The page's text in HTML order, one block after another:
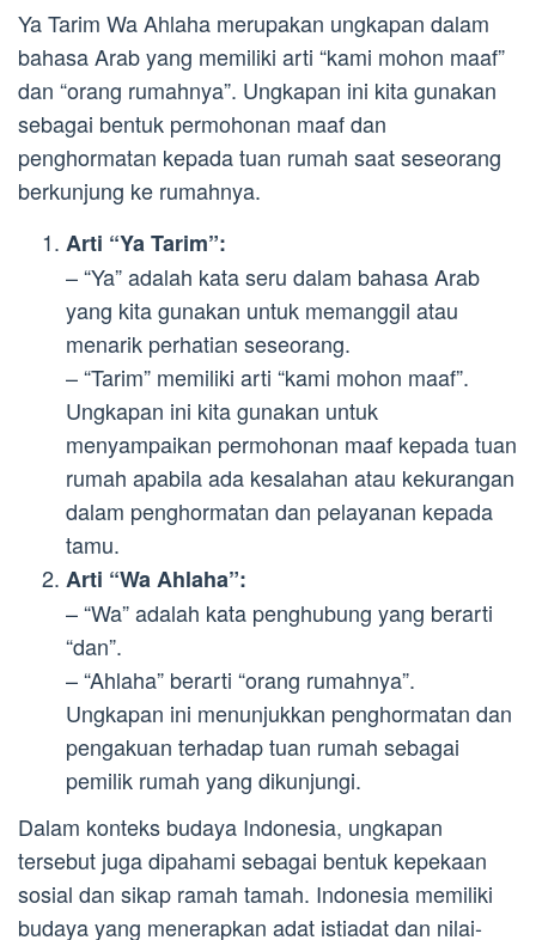
Ya Tarim Wa Ahlaha merupakan ungkapan dalam
bahasa Arab yang memiliki arti “kami mohon maaf”
dan “orang rumahnya”. Ungkapan ini kita gunakan
sebagai bentuk permohonan maaf dan
penghormatan kepada tuan rumah saat seseorang
berkunjung ke rumahnya.
Arti “Ya Tarim”:
– “Ya” adalah kata seru dalam bahasa Arab
yang kita gunakan untuk memanggil atau
menarik perhatian seseorang.
– “Tarim” memiliki arti “kami mohon maaf”.
Ungkapan ini kita gunakan untuk
menyampaikan permohonan maaf kepada tuan
rumah apabila ada kesalahan atau kekurangan
dalam penghormatan dan pelayanan kepada
tamu.
Arti “Wa Ahlaha”:
– “Wa” adalah kata penghubung yang berarti
“dan”.
– “Ahlaha” berarti “orang rumahnya”.
Ungkapan ini menunjukkan penghormatan dan
pengakuan terhadap tuan rumah sebagai
pemilik rumah yang dikunjungi.
Dalam konteks budaya Indonesia, ungkapan
tersebut juga dipahami sebagai bentuk kepekaan
sosial dan sikap ramah tamah. Indonesia memiliki
budaya yang menerapkan adat istiadat dan nilai-